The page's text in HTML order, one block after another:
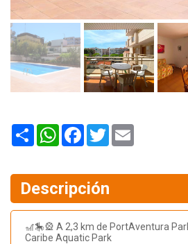
Share WhatsAppFacebook
Twitter
Descripción
🎢🎠🎡 A 2,3 km de PortAventura
Caribe Aquatic Park